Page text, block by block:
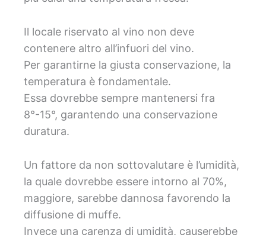
Il locale riservato al vino non deve
contenere altro all’infuori del vino.
Per garantirne la giusta conservazione, la
temperatura è fondamentale.
Essa dovrebbe sempre mantenersi fra
8°-15°, garantendo una conservazione
duratura.
Un fattore da non sottovalutare è l’umidità,
la quale dovrebbe essere intorno al 70%,
maggiore, sarebbe dannosa favorendo la
diffusione di muffe.
Invece una carenza di umidità, causerebbe